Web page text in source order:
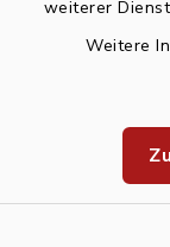
weiterer
Weitere